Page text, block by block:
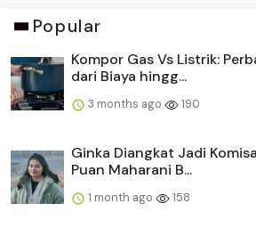
Popular
Kompor Gas Vs Listrik:
dari Biaya hingg...
3 months ago 190
Ginka Diangkat Jadi
Puan Maharani B...
1 month ago 158